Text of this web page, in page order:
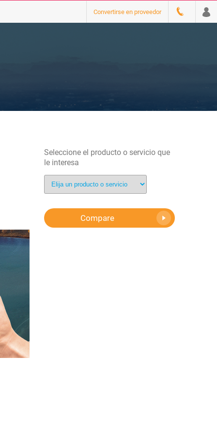
Convertirse en proveedor
Seleccione el producto o servicio que
le interesa
Compare